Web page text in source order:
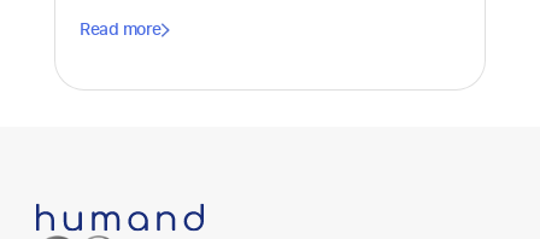
de data
Read more